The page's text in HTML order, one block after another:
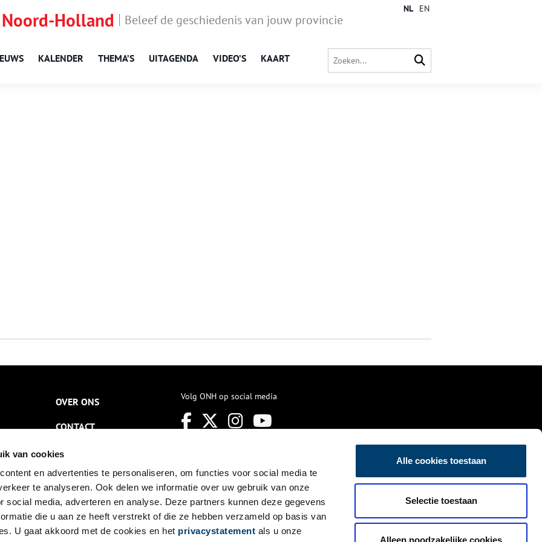
van cookies
en advertenties te personaliseren, om functies voor social media te
te analyseren. Ook delen we informatie over uw gebruik van onze
social media, adverteren en analyse. Deze partners kunnen deze gegevens
die u aan ze heeft verstrekt of die ze hebben verzameld op basis van
U gaat akkoord met de cookies en het privacystatement als u onze
Alle cookies toestaan
Selectie toestaan
Alleen noodzakelijke cookies
Holland Beleef de geschiedenis van jouw provincie
KALENDER THEMA’S UITAGENDA VIDEO’S KAART
NL EN
OVER ONS
CONTACT
NIEUWSBRIEF
DISCLAIMER
PRIVACY
TOEGANKELIJKHEID
Volg ONH op social media